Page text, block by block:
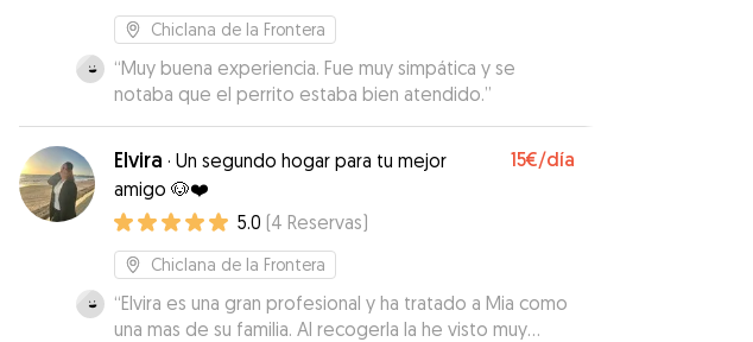
Chiclana de la Frontera
“Muy buena experiencia. Fue muy simpática y se
notaba que el perrito estaba bien atendido.”
Elvira · Un segundo hogar para tu mejor
amigo 🐶❤️
15€/día
5.0 (4 Reservas)
Chiclana de la Frontera
“Elvira es una gran profesional y ha tratado a Mia como
una mas de su familia. Al recogerla la he visto muy